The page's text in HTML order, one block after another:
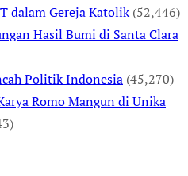
dalam Gereja Katolik (52,446)
Hasil Bumi di Santa Clara
Politik Indonesia (45,270)
Romo Mangun di Unika